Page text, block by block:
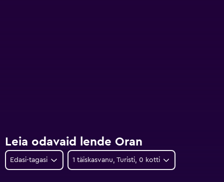
Leia odavaid lende Oran
Edasi-tagasi 1 täiskasvanu, Turisti, 0 kotti